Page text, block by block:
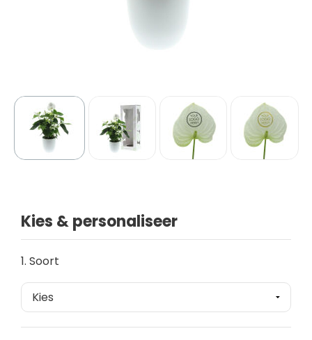
Kies & personaliseer
1. Soort